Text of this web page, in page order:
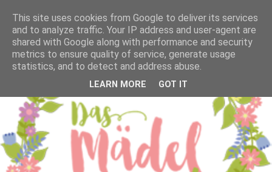
This site uses cookies from Google to deliver its services
and to analyze traffic. Your IP address and user-agent are
shared with Google along with performance and security
metrics to ensure quality of service, generate usage
statistics, and to detect and address abuse.
LEARN MORE GOT IT